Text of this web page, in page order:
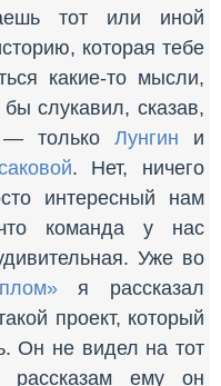
тот или иной
которая тебе
какие-то мысли,
слукавил, сказав,
— только Лунгин и
. Нет, ничего
интересный нам
команда у нас
Уже во
я рассказал
проект, который
Он не видел на тот
ему он